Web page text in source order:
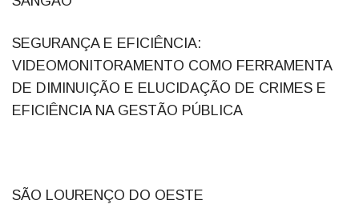
SEGURANÇA E EFICIÊNCIA:
VIDEOMONITORAMENTO COMO FERRAMENTA
DE DIMINUIÇÃO E ELUCIDAÇÃO DE CRIMES E
EFICIÊNCIA NA GESTÃO PÚBLICA
SÃO LOURENÇO DO OESTE